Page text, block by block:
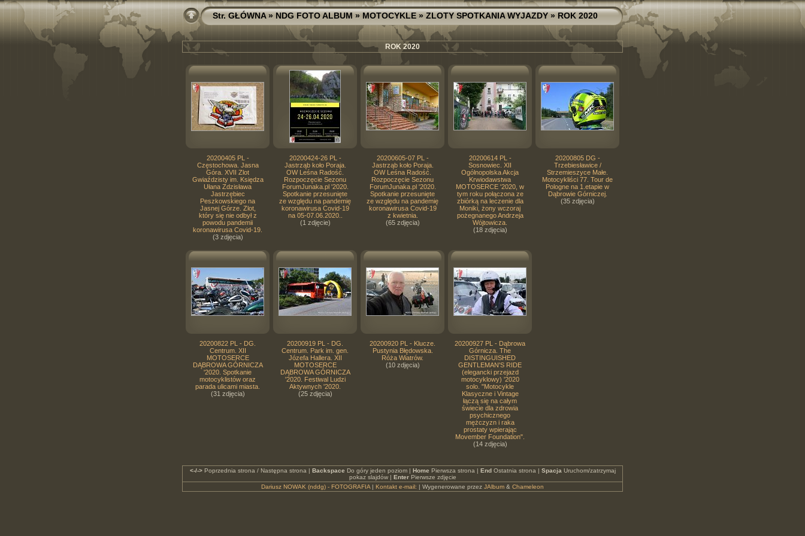
Str. GŁÓWNA»NDG FOTO ALBUM»MOTOCYKLE»ZLOTY SPOTKANIA WYJAZDY» ROK 2020
ROK 2020
20200405 PL -
Częstochowa. Jasna
Góra. XVII Zlot
Gwiaździsty im. Księdza
Ułana Zdzisława
Jastrzębiec
Peszkowskiego na
Jasnej Górze. Zlot,
który się nie odbył z
powodu pandemii
koronawirusa Covid-19.
(3 zdjęcia)
20200424-26 PL -
Jastrząb koło Poraja.
OW Leśna Radość.
Rozpoczęcie Sezonu
ForumJunaka.pl '2020.
Spotkanie przesunięte
ze względu na pandemię
koronawirusa Covid-19
na 05-07.06.2020..
(1 zdjęcie)
20200605-07 PL -
Jastrząb koło Poraja.
OW Leśna Radość.
Rozpoczęcie Sezonu
ForumJunaka.pl '2020.
Spotkanie przesunięte
ze względu na pandemię
koronawirusa Covid-19
z kwietnia.
(65 zdjęcia)
20200614 PL -
Sosnowiec. XII
Ogólnopolska Akcja
Krwiodawstwa
MOTOSERCE '2020, w
tym roku połączona ze
zbiórką na leczenie dla
Moniki, żony wczoraj
pożegnanego Andrzeja
Wójtowicza.
(18 zdjęcia)
20200805 DG -
Trzebiesławice /
Strzemieszyce Małe.
Motocykliści 77. Tour de
Pologne na 1.etapie w
Dąbrowie Górniczej.
(35 zdjęcia)
20200822 PL - DG.
Centrum. XII
MOTOSERCE
DĄBROWA GÓRNICZA
'2020. Spotkanie
motocyklistów oraz
parada ulicami miasta.
(31 zdjęcia)
20200919 PL - DG.
Centrum. Park im. gen.
Józefa Hallera. XII
MOTOSERCE
DĄBROWA GÓRNICZA
'2020. Festiwal Ludzi
Aktywnych '2020.
(25 zdjęcia)
20200920 PL - Klucze.
Pustynia Błędowska.
Róża Wiatrów.
(10 zdjęcia)
20200927 PL - Dąbrowa
Górnicza. The
DISTINGUISHED
GENTLEMAN'S RIDE
(elegancki przejazd
motocyklowy) '2020
solo. "Motocykle
Klasyczne i Vintage
łączą się na całym
świecie dla zdrowia
psychicznego
mężczyzn i raka
prostaty wpierając
Movember Foundation".
(14 zdjęcia)
<-/->Poprzednia strona / Następna strona | Backspace Do góry jeden poziom | Home Pierwsza strona | EndOstatnia strona | Spacja Uruchom/zatrzymaj
pokaz slajdów | EnterPierwsze zdjęcie
Dariusz NOWAK (nddg) - FOTOGRAFIA | Kontakt e-mail: | Wygenerowane przez JAlbum & Chameleon